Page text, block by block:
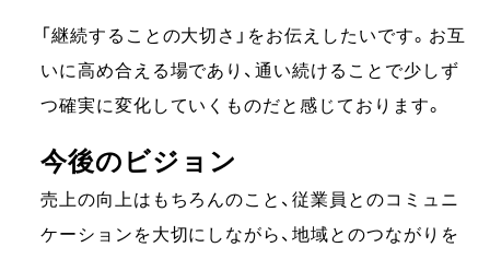
「継続することの大切さ」をお伝えしたいです。お互
いに高め合える場であり、通い続けることで少しず
つ確実に変化していくものだと感じております。
今後のビジョン
売上の向上はもちろんのこと、従業員とのコミュニ
ケーションを大切にしながら、地域とのつながりを